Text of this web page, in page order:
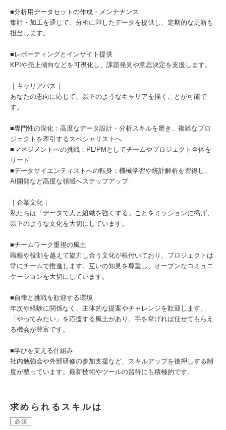
■分析用データセットの作成・メンテナンス
集計・加工を通じて、分析に即したデータを提供し、定期的な更新も
担当します。
■レポーティングとインサイト提供
KPIや売上傾向などを可視化し、課題発見や意思決定を支援します。
｜キャリアパス｜
あなたの志向に応じて、以下のようなキャリアを描くことが可能で
す。
■専門性の深化：高度なデータ設計・分析スキルを磨き、複雑なプロ
ジェクトを牽引するスペシャリストへ
■マネジメントへの挑戦：PL/PMとしてチームやプロジェクト全体を
リード
■データサイエンティストへの転身：機械学習や統計解析を習得し、
AI開発など高度な領域へステップアップ
｜企業文化｜
私たちは「データで人と組織を強くする」ことをミッションに掲げ、
以下のような文化を大切にしています。
■チームワーク重視の風土
職種や役割を越えて協力し合う文化が根付いており、プロジェクトは
常にチームで推進します。互いの知見を尊重し、オープンなコミュニ
ケーションを大切にしています。
■自律と挑戦を歓迎する環境
年次や経験に関係なく、主体的な提案やチャレンジを歓迎します。
「やってみたい」を応援する風土があり、手を挙げれば任せてもらえ
る機会が豊富です。
■学びを支える仕組み
社内勉強会や外部研修の参加支援など、スキルアップを後押しする制
度が整っています。最新技術やツールの習得にも積極的です。
求められるスキルは
必須